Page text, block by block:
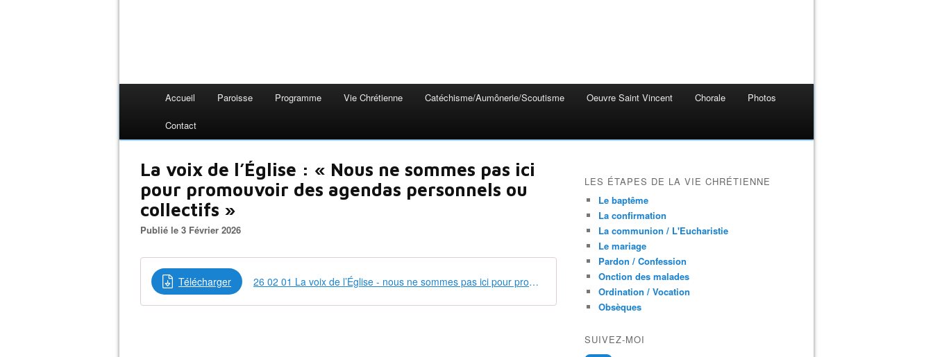
Accueil Paroisse Programme Vie Chrétienne Catéchisme/Aumônerie/Scoutisme Oeuvre Saint Vincent Chorale Photos
Contact
La voix de l’Église : « Nous ne sommes pas ici
pour promouvoir des agendas personnels ou
collectifs »
Publié le 3 Février 2026
Télécharger 26 02 01 La voix de l’Église - nous ne sommes pas ici pour promouvoir des agendas personnels ou collectifs
LES ÉTAPES DE LA VIE CHRÉTIENNE
Le baptême
La confirmation
La communion / L'Eucharistie
Le mariage
Pardon / Confession
Onction des malades
Ordination / Vocation
Obsèques
SUIVEZ-MOI